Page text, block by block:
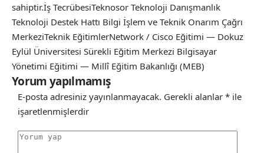
sahiptir.İş TecrübesiTeknosor Teknoloji Danışmanlık
Teknoloji Destek Hattı Bilgi İşlem ve Teknik Onarım Çağrı
MerkeziTeknik EğitimlerNetwork / Cisco Eğitimi — Dokuz
Eylül Üniversitesi Sürekli Eğitim Merkezi Bilgisayar
Yönetimi Eğitimi — Millî Eğitim Bakanlığı (MEB)
Yorum yapılmamış
E-posta adresiniz yayınlanmayacak. Gerekli alanlar * ile
işaretlenmişlerdir